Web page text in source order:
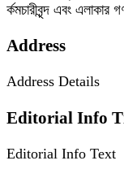
র্কমচারীবৃন্দ এবং
Address
Address Details
Editorial Info
Editorial Info Text